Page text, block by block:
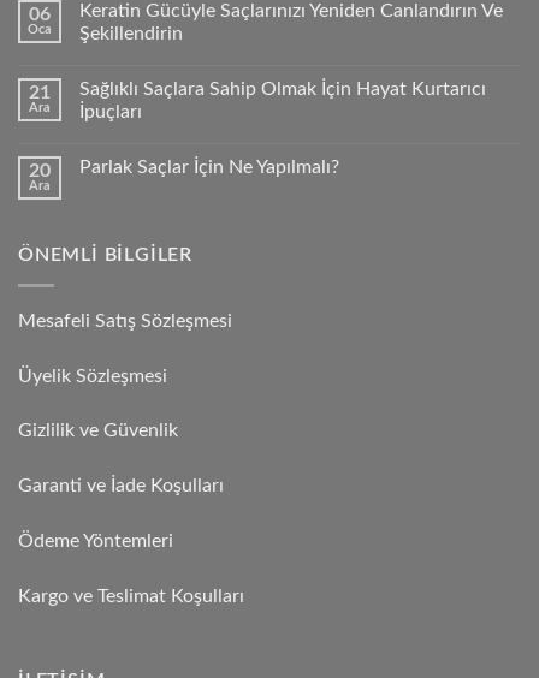
06
Oca
Keratin Gücüyle Saçlarınızı Yeniden Canlandırın Ve
Şekillendirin
21
Ara
Sağlıklı Saçlara Sahip Olmak İçin Hayat Kurtarıcı
İpuçları
20
Ara
Parlak Saçlar İçin Ne Yapılmalı?
ÖNEMLI BILGILER
Mesafeli Satış Sözleşmesi
Üyelik Sözleşmesi
Gizlilik ve Güvenlik
Garanti ve İade Koşulları
Ödeme Yöntemleri
Kargo ve Teslimat Koşulları